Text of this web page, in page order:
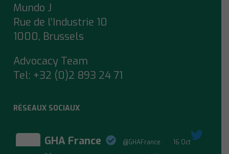
Mundo J
Rue de l’Industrie 10
1000, Brussels
Advocacy Team
Tel: +32 (0)2 893 24 71
RÉSEAUX SOCIAUX
GHA France @GHAFrance · 16 Oct